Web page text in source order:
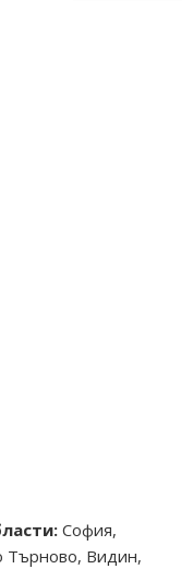
София,
Търново, Видин,